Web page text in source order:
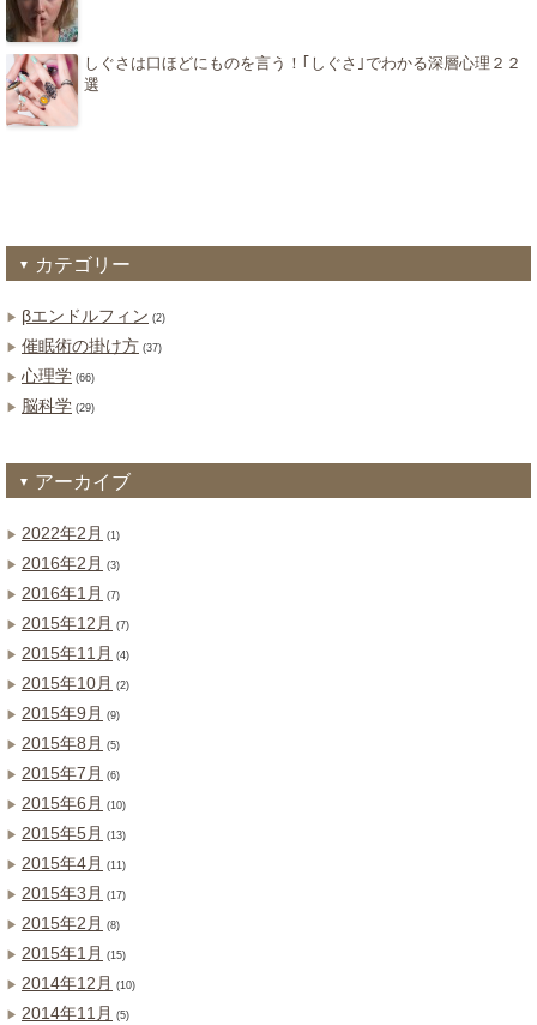
しぐさは口ほどにものを言う！｢しぐさ｣でわかる深層心理２２
選
カテゴリー
βエンドルフィン (2)
催眠術の掛け方 (37)
心理学 (66)
脳科学 (29)
アーカイブ
2022年2月 (1)
2016年2月 (3)
2016年1月 (7)
2015年12月 (7)
2015年11月 (4)
2015年10月 (2)
2015年9月 (9)
2015年8月 (5)
2015年7月 (6)
2015年6月 (10)
2015年5月 (13)
2015年4月 (11)
2015年3月 (17)
2015年2月 (8)
2015年1月 (15)
2014年12月 (10)
2014年11月 (5)